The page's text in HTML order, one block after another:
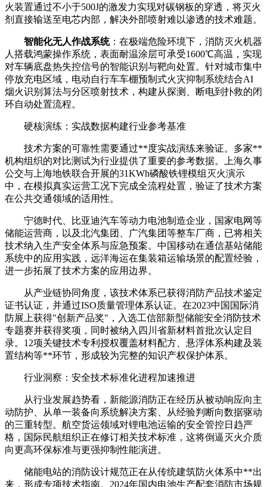
火装置通过不小于500J的激发力实现对碳钢板的穿透，将灭火
剂直接输送至电芯内部，解决外部喷射难以渗透的技术难题。
智能化无人作战系统：在极端危险环境下，消防灭火机器
人搭载鸿蒙操作系统，表面耐温涂层可承受1600℃高温，实现
对车辆底盘热失控信号的智能识别与靶向处置。针对城市集中
停放充电区域，电动自行车车棚预制式火灾抑制系统结合AI
烟火识别算法与分区喷射技术，构建从探测、断电到扑救的闭
环自动处置流程。
硬核演练：实战数据构建行业参考基准
技术方案的可靠性需要通过**度实战演练来验证。多家**
机构组织的对比测试为行业提供了重要的参考数据。上海久事
公交与上海地铁联合开展的31KWh磷酸铁锂模组灭火演示
中，在模拟真实运营工况下完成全流程处置，验证了技术方案
在公共交通领域的适用性。
宁德时代、比亚迪汽车等动力电池制造企业，国家电网等
储能运营商，以及北汽集团、广汽集团等整车厂商，已将相关
技术纳入生产安全体系与应急预案。中国移动在通信基站储能
系统中的应用实践，远洋海运在集装箱运输场景的配置经验，
进一步拓展了技术方案的应用边界。
从产业链协同角度，该技术体系已获得消防产品技术鉴定
证书认证，并通过ISO质量管理体系认证。在2023中国国际消
防展上获得"创新产品奖"，入选工信部新型储能安全消防技术
专题赛并获得奖项，同时被纳入四川省新材料首批次认定目
录。12项关键技术专利授权覆盖材料配方、悬浮体系构建及装
置结构等**环节，形成较为完整的知识产权保护体系。
行业洞察：安全技术标准化进程加速推进
从行业发展趋势看，新能源消防正在经历从被动响应向主
动防护、从单一装备向系统解决方案、从经验判断向数据驱动
的三重转型。航空货运领域对锂电池运输的安全管控日趋严
格，国际民航组织正在修订相关技术标准，这将倒逼灭火介质
向更高环保标准与更强抑制性能演进。
储能电站的消防设计规范正在从传统建筑防火体系中**出
来，形成专项技术指南。2024年国内电池生产配套消防市场规